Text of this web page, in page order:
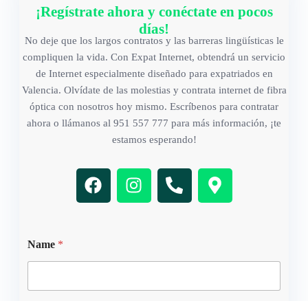
¡Regístrate ahora y conéctate en pocos
días!
No deje que los largos contratos y las barreras lingüísticas le
compliquen la vida. Con Expat Internet, obtendrá un servicio
de Internet especialmente diseñado para expatriados en
Valencia. Olvídate de las molestias y contrata internet de fibra
óptica con nosotros hoy mismo. Escríbenos para contratar
ahora o llámanos al 951 557 777 para más información, ¡te
estamos esperando!
Name *